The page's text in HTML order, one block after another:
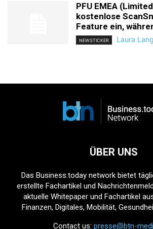
PFU EMEA
kostenlose
Feature ein,
NEWSTICKER Laura
ÜBER UNS
Das Business.today network bietet
erstellte Fachartikel und
aktuelle Whitepaper und Fachartikel
Finanzen, Digitales, Mobilität,
Contact us: presse@btn-